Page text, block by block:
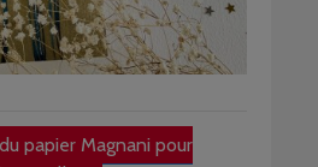
papier Magnani pour